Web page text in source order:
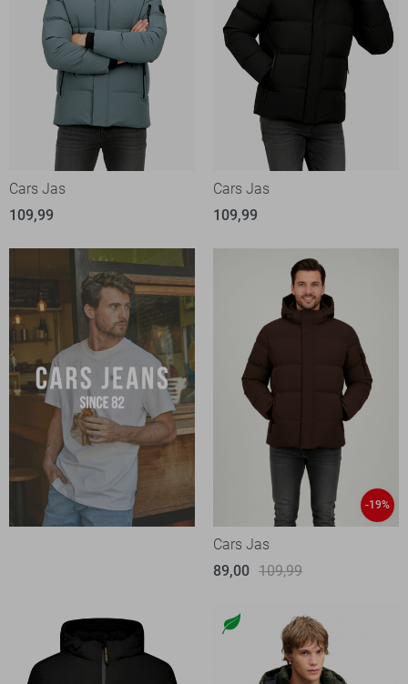
Cars Jas
109,99
Cars Jas
109,99
-19%
Cars Jas
89,00 109,99